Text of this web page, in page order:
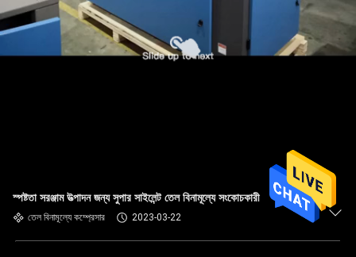
স্পষ্টতা সরঞ্জাম উত্পাদন জন্য সুপার সাইলেন্ট তেল বিনামূল্যে সংকোচকারী
তেল বিনামূল্যে কম্প্রেসার 2023-03-22